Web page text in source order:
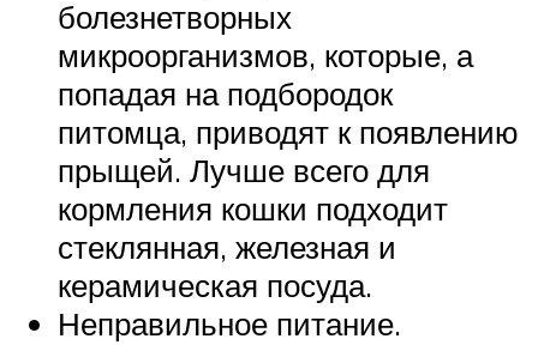
болезнетворных
микроорганизмов, которые, а
попадая на подбородок
питомца, приводят к появлению
прыщей. Лучше всего для
кормления кошки подходит
стеклянная, железная и
керамическая посуда.
Неправильное питание.